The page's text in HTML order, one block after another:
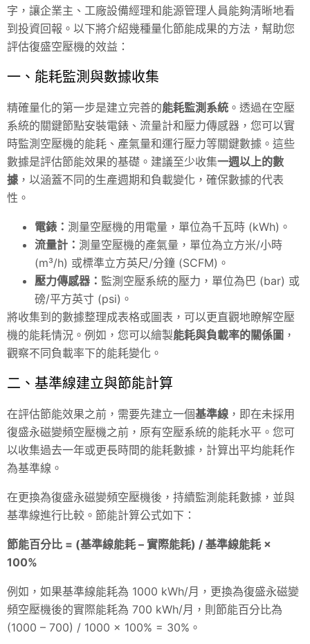
字，讓企業主、工廠設備經理和能源管理人員能夠清晰地看
到投資回報。以下將介紹幾種量化節能成果的方法，幫助您
評估復盛空壓機的效益：
一、能耗監測與數據收集
精確量化的第一步是建立完善的能耗監測系統 。透過在空壓
系統的關鍵節點安裝電錶、流量計和壓力傳感器，您可以實
時監測空壓機的能耗、產氣量和運行壓力等關鍵數據。這些
數據是評估節能效果的基礎。建議至少收集一週以上的數
據 ，以涵蓋不同的生產週期和負載變化，確保數據的代表
性。
電錶： 測量空壓機的用電量，單位為千瓦時 (kWh)。
流量計： 測量空壓機的產氣量，單位為立方米/小時
(m³/h) 或標準立方英尺/分鐘 (SCFM)。
壓力傳感器： 監測空壓系統的壓力，單位為巴 (bar) 或
磅/平方英寸 (psi)。
將收集到的數據整理成表格或圖表，可以更直觀地瞭解空壓
機的能耗情況。例如，您可以繪製能耗與負載率的關係圖 ，
觀察不同負載率下的能耗變化。
二、基準線建立與節能計算
在評估節能效果之前，需要先建立一個基準線 ，即在未採用
復盛永磁變頻空壓機之前，原有空壓系統的能耗水平。您可
以收集過去一年或更長時間的能耗數據，計算出平均能耗作
為基準線。
在更換為復盛永磁變頻空壓機後，持續監測能耗數據，並與
基準線進行比較。節能計算公式如下：
節能百分比 = (基準線能耗 – 實際能耗) / 基準線能耗 ×
100%
例如，如果基準線能耗為 1000 kWh/月，更換為復盛永磁變
頻空壓機後的實際能耗為 700 kWh/月，則節能百分比為
(1000 – 700) / 1000 × 100% = 30%。